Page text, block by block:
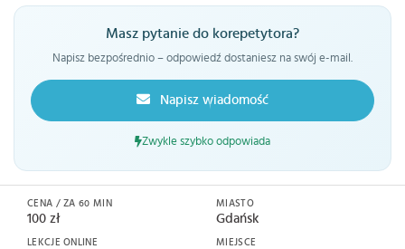
Masz pytanie do korepetytora?
Napisz bezpośrednio – odpowiedź dostaniesz na swój e-mail.
Napisz wiadomość
Zwykle szybko odpowiada
CENA / ZA 60 MIN
100 zł
LEKCJE ONLINE
MIASTO
Gdańsk
MIEJSCE